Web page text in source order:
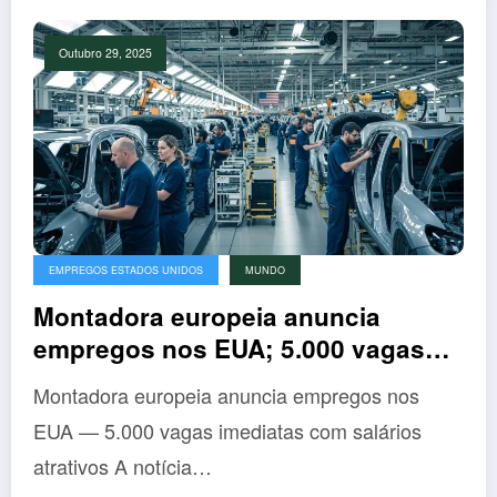
Outubro 29, 2025
EMPREGOS ESTADOS UNIDOS MUNDO
Montadora europeia anuncia
empregos nos EUA; 5.000 vagas
com salários altos e benefícios
históricos!
Montadora europeia anuncia empregos nos
EUA — 5.000 vagas imediatas com salários
atrativos A notícia…